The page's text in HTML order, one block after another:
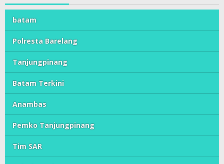
batam
Polresta Barelang
Tanjungpinang
Batam Terkini
Anambas
Pemko Tanjungpinang
Tim SAR